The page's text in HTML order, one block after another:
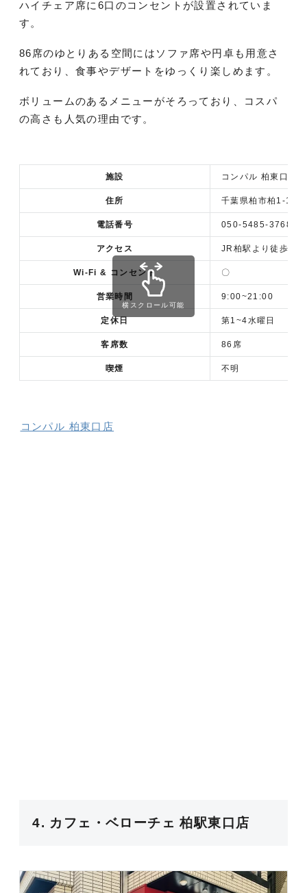
ハイチェア席に6口のコンセントが設置されていま
す。
86席のゆとりある空間にはソファ席や円卓も用意さ
れており、食事やデザートをゆっくり楽しめます。
ボリュームのあるメニューがそろっており、コスパ
の高さも人気の理由です。
施設 コンパル 柏東口店
住所 千葉県柏市柏1-1-
電話番号 050-5485-3768
アクセス JR柏駅より徒歩1分
Wi-Fi & コンセント 〇
営業時間 9:00~21:00
定休日 第1~4水曜日
客席数 86席
喫煙 不明
横スクロール可能
コンパル 柏東口店
4. カフェ・ベローチェ 柏駅東口店